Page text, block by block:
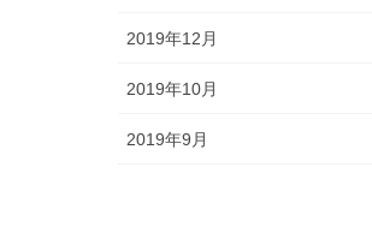
2019年12月
2019年10月
2019年9月